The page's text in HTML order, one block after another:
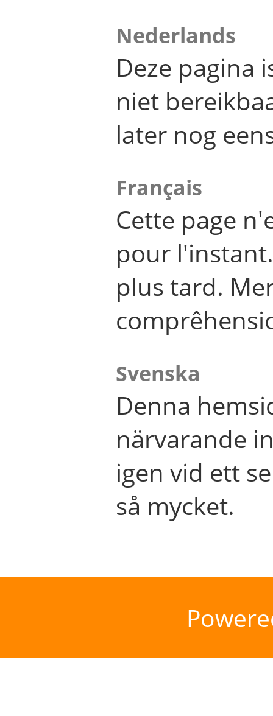
Nederlands
Deze pagina
niet
later nog
Français
Cette page
pour
plus tard.
Svenska
Denna
närvarande
igen vid ett
så mycket.